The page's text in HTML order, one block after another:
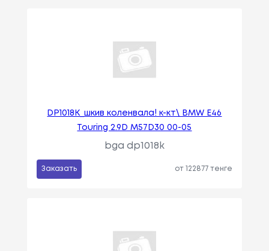
DP1018K_шкив коленвала! к-кт\ BMW E46
Touring 2.9D M57D30 00-05
bga dp1018k
Заказать от 122877 тенге